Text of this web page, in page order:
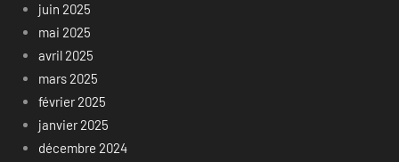
juin 2025
mai 2025
avril 2025
mars 2025
février 2025
janvier 2025
décembre 2024